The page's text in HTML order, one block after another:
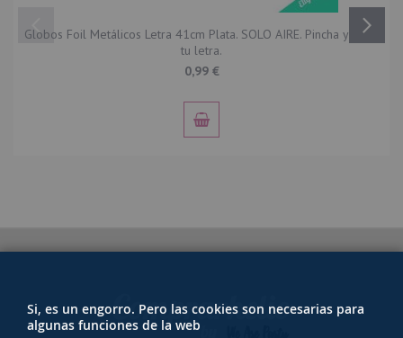
Globos Foil Metálicos Letra 41cm Plata. SOLO AIRE. Pincha y elige
tu letra.
0,99 €
Si, es un engorro. Pero las cookies son necesarias para
algunas funciones de la web